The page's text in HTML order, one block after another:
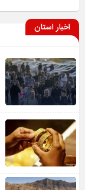
اخبار استان